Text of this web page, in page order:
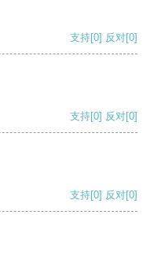
支持[0] 反对[0]
支持[0] 反对[0]
支持[0] 反对[0]